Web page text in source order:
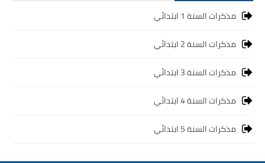
مذكرات السنة 1 ابتدائي
مذكرات السنة 2 ابتدائي
مذكرات السنة 3 ابتدائي
مذكرات السنة 4 ابتدائي
مذكرات السنة 5 ابتدائي